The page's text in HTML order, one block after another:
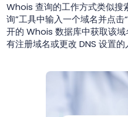
Whois 查询的工作方式类似搜
询”工具中输入一个域名并点
开的 Whois 数据库中获取该
有注册域名或更改 DNS 设置的